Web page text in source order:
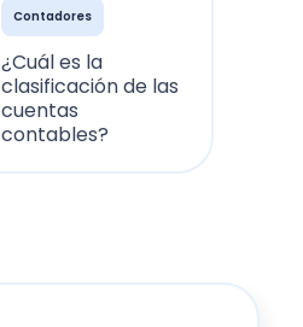
Contadores
¿Cuál es la
clasificación de las
cuentas
contables?